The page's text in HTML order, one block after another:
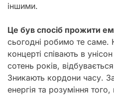
іншими.
Це був спосіб прожити
сьогодні робимо те саме.
концерті співають в
сотень років,
Зникають кордони часу.
енергія та розуміння